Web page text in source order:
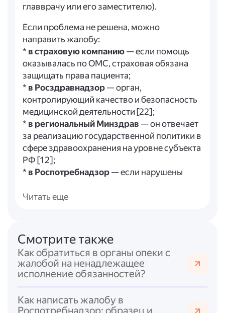
главврачу или его заместителю).
Если проблема не решена, можно
направить жалобу:
* в страховую компанию— если помощь
оказывалась по ОМС, страховая обязана
защищать права пациента;
* в Росздравнадзор— орган,
контролирующий качество и безопасность
медицинской деятельности [22];
* в региональный Минздрав — он отвечает
за реализацию государственной политики в
сфере здравоохранения на уровне субъекта
РФ [12];
* в Роспотребнадзор— если нарушены
медицинских услуг;
отказе в оказании помощи, повлёкшем
серьёзные последствия;
*в суд— для взыскания компенсации
вреда, если действия или бездействие
медиков причинили ущерб здоровью или
Читать еще
Смотрите также
Как обратиться в органы опеки с
жалобой на ненадлежащее
исполнение обязанностей?
Как написать жалобу в